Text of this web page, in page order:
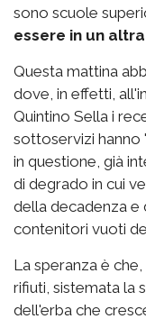
sono scuole
essere in un
Questa mattina
dove, in effetti,
Quintino Sella i
sottoservizi hanno
in questione, già
di degrado in cui
della decadenza e
contenitori vuoti
La speranza è
rifiuti, sistemata la
dell'erba che